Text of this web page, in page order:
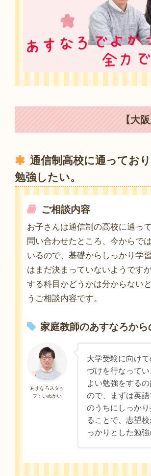
【大
通信制高校に通ってお
勉強したい。
ご相談内容
お子さんは通信制の高校に通っ
問い合わせたところ、今からで
いるので、基礎からしっかり学
はまだ決まっていないようです
する科目かどうかは分からない
うご相談内容です。
家庭教師のあすなろから
あすなろスタッ
フ：いぬかい
大学受験に向け
づけを行なって
よい勉強をする
ので、まずは英
のうちにしっか
ることで、志望
っかりとした勉